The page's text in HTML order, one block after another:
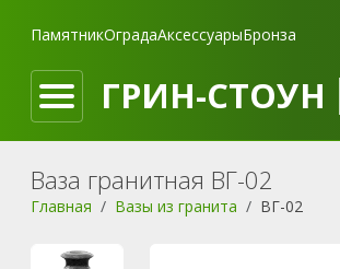
ПамятникОградаАксессуарыБронза
ГРИН-СТОУН
Ваза гранитная ВГ-02
Главная Вазы из гранита ВГ-02